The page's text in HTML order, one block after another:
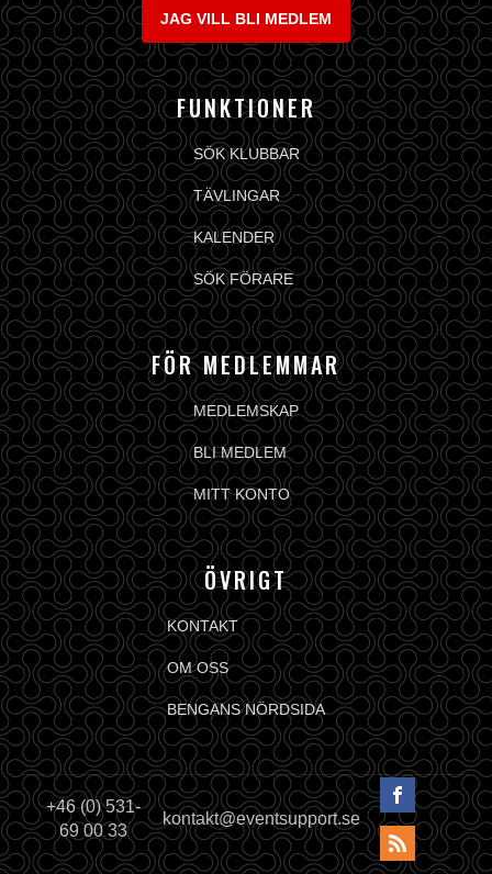
JAG VILL BLI MEDLEM
FUNKTIONER
SÖK KLUBBAR
TÄVLINGAR
KALENDER
SÖK FÖRARE
FÖR MEDLEMMAR
MEDLEMSKAP
BLI MEDLEM
MITT KONTO
ÖVRIGT
KONTAKT
OM OSS
BENGANS NÖRDSIDA
+46 (0) 531-
69 00 33
kontakt@eventsupport.se